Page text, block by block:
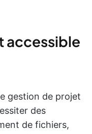
accessible
gestion de projet
des
de fichiers,